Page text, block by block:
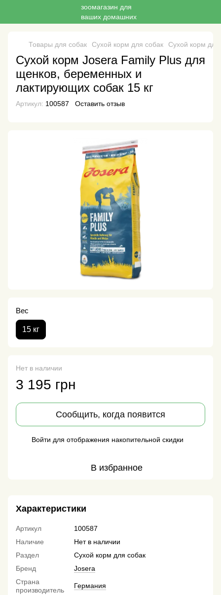
Товары для собак Сухой корм для собак Сухой корм
Сухой корм Josera Family Plus для
щенков, беременных и
лактирующих собак 15 кг
Артикул: 100587 Оставить отзыв
Вес
15 кг
Нет в наличии
3 195 грн
Сообщить, когда появится
Войти для отображения накопительной скидки
В избранное
Характеристики
Артикул
100587
Наличие
Нет в наличии
Раздел
Сухой корм для собак
Бренд
Josera
Страна
производитель
Германия